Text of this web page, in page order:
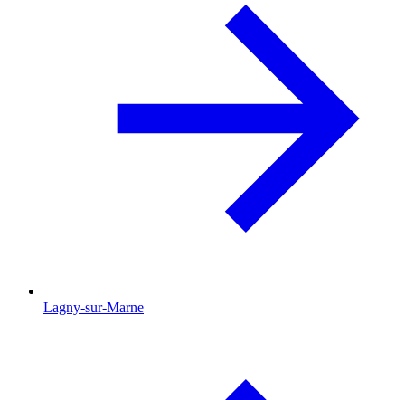
Lagny-sur-Marne